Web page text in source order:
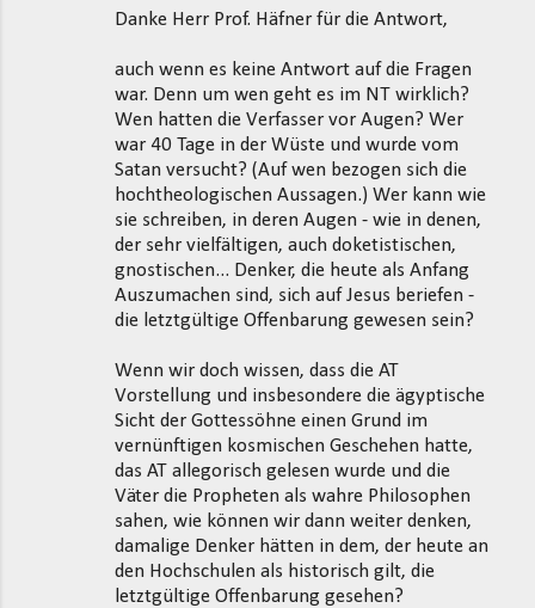
Danke Herr Prof. Häfner für die Antwort,
auch wenn es keine Antwort auf die Fragen
war. Denn um wen geht es im NT wirklich?
Wen hatten die Verfasser vor Augen? Wer
war 40 Tage in der Wüste und wurde vom
Satan versucht? (Auf wen bezogen sich die
hochtheologischen Aussagen.) Wer kann wie
sie schreiben, in deren Augen - wie in denen,
der sehr vielfältigen, auch doketistischen,
gnostischen... Denker, die heute als Anfang
Auszumachen sind, sich auf Jesus beriefen -
die letztgültige Offenbarung gewesen sein?
Wenn wir doch wissen, dass die AT
Vorstellung und insbesondere die ägyptische
Sicht der Gottessöhne einen Grund im
vernünftigen kosmischen Geschehen hatte,
das AT allegorisch gelesen wurde und die
Väter die Propheten als wahre Philosophen
sahen, wie können wir dann weiter denken,
damalige Denker hätten in dem, der heute an
den Hochschulen als historisch gilt, die
letztgültige Offenbarung gesehen?